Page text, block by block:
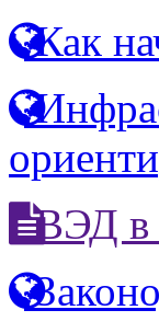
Как
ВЭД в